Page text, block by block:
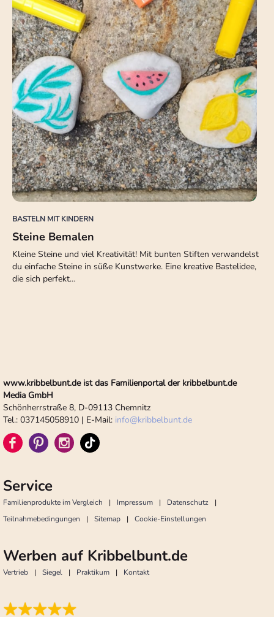
BASTELN MIT KINDERN
Steine Bemalen
Kleine Steine und viel Kreativität! Mit bunten Stiften verwandelst
du einfache Steine in süße Kunstwerke. Eine kreative Bastelidee,
die sich perfekt…
www.kribbelbunt.de ist das Familienportal der kribbelbunt.de
Media GmbH
Schönherrstraße 8, D-09113 Chemnitz
Tel.: 037145058910 | E-Mail: info@kribbelbunt.de
Service
Familienprodukte im Vergleich Impressum
Datenschutz
Teilnahmebedingungen
Sitemap Cookie-Einstellungen
Werben auf Kribbelbunt.de
Vertrieb Siegel Praktikum Kontakt